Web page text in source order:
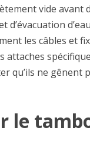
vide avant
d’évacuation
les câbles et
attaches
qu’ils ne gênent
le